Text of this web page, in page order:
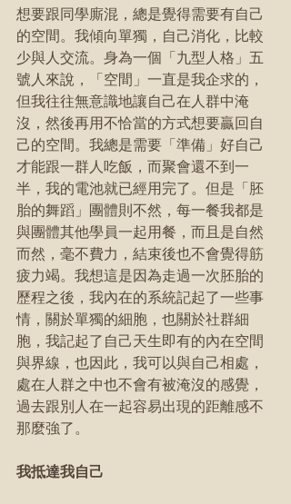
想要跟同學廝混，總是覺得需要有自己
的空間。我傾向單獨，自己消化，比較
少與人交流。身為一個「九型人格」五
號人來說，「空間」一直是我企求的，
但我往往無意識地讓自己在人群中淹
沒，然後再用不恰當的方式想要贏回自
己的空間。我總是需要「準備」好自己
才能跟一群人吃飯，而聚會還不到一
半，我的電池就已經用完了。但是「胚
胎的舞蹈」團體則不然，每一餐我都是
與團體其他學員一起用餐，而且是自然
而然，毫不費力，結束後也不會覺得筋
疲力竭。我想這是因為走過一次胚胎的
歷程之後，我內在的系統記起了一些事
情，關於單獨的細胞，也關於社群細
胞，我記起了自己天生即有的內在空間
與界線，也因此，我可以與自己相處，
處在人群之中也不會有被淹沒的感覺，
過去跟別人在一起容易出現的距離感不
那麼強了。
我抵達我自己